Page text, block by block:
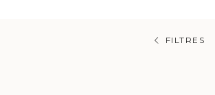
FILTRES